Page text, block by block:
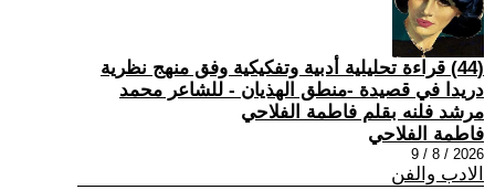
(44) قراءة تحليلية أدبية وتفكيكية وفق منهج نظرية
دريدا في قصيدة -منطق الهذيان - للشاعر محمد
مرشد فلنه بقلم فاطمة الفلاحي
فاطمة الفلاحي
2026 / 8 / 9
الادب والفن